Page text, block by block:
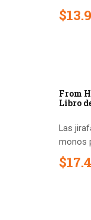
$13.
From
Libro
Las
monos
$17.